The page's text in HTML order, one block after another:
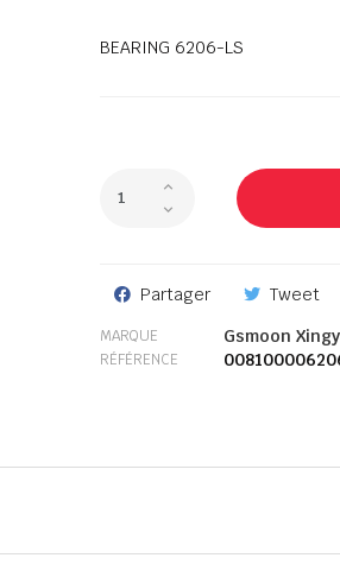
BEARING 6206-LS
Partager Tweet
MARQUE Gsmoon
RÉFÉRENCE